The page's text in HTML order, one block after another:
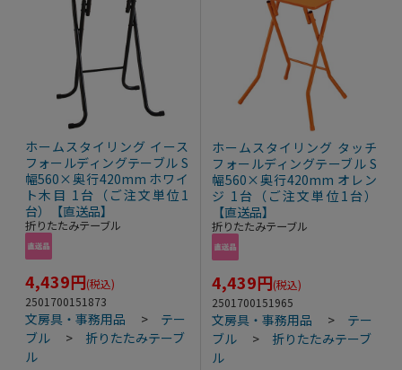
ホームスタイリング イース
フォールディングテーブル S
幅560×奥行420mm ホワイ
ト木目 1台（ご注文単位1
台）【直送品】
折りたたみテーブル
4,439円(税込)
2501700151873
文房具・事務用品 > テー
ブル
> 折りたたみテーブ
ル
ホームスタイリング タッチ
フォールディングテーブル S
幅560×奥行420mm オレン
ジ 1台（ご注文単位1台）
【直送品】
折りたたみテーブル
4,439円(税込)
2501700151965
文房具・事務用品 > テー
ブル
> 折りたたみテーブ
ル